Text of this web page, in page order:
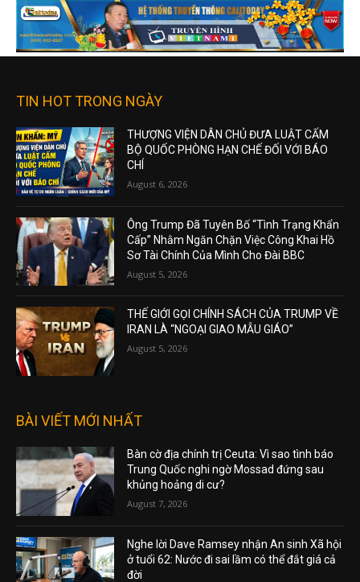
TIN HOT TRONG NGÀY
THƯỢNG VIỆN DÂN CHỦ ĐƯA LUẬT CẤM
BỘ QUỐC PHÒNG HẠN CHẾ ĐỐI VỚI BÁO
CHÍ
August 6, 2026
Ông Trump Đã Tuyên Bố “Tình Trạng Khẩn
Cấp” Nhằm Ngăn Chặn Việc Công Khai Hồ
Sơ Tài Chính Của Mình Cho Đài BBC
August 5, 2026
THẾ GIỚI GỌI CHÍNH SÁCH CỦA TRUMP VỀ
IRAN LÀ “NGOẠI GIAO MẪU GIÁO”
August 5, 2026
BÀI VIẾT MỚI NHẤT
Bàn cờ địa chính trị Ceuta: Vì sao tình báo
Trung Quốc nghi ngờ Mossad đứng sau
khủng hoảng di cư?
August 7, 2026
Nghe lời Dave Ramsey nhận An sinh Xã hội
ở tuổi 62: Nước đi sai lầm có thể đắt giá cả
đời